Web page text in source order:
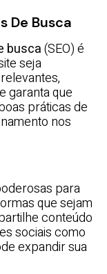
De Busca
busca(SEO) é
seja
garanta que
práticas de
nos
para
que sejam
conteúdo
sociais como
expandir sua